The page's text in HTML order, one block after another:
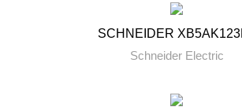
SCHNEIDER
Schneider Electric